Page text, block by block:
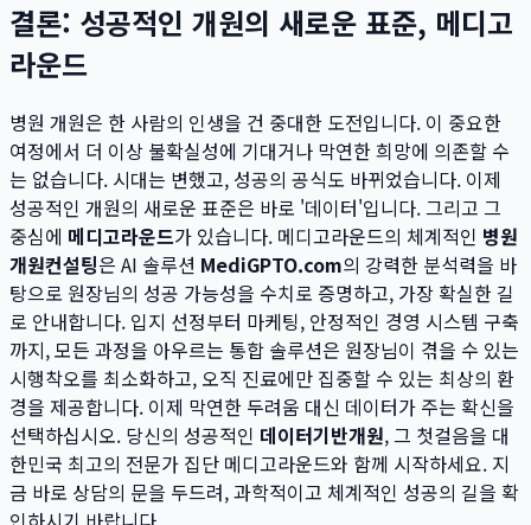
결론: 성공적인 개원의 새로운 표준, 메디고
라운드
병원 개원은 한 사람의 인생을 건 중대한 도전입니다. 이 중요한
여정에서 더 이상 불확실성에 기대거나 막연한 희망에 의존할 수
는 없습니다. 시대는 변했고, 성공의 공식도 바뀌었습니다. 이제
성공적인 개원의 새로운 표준은 바로 '데이터'입니다. 그리고 그
중심에 메디고라운드가 있습니다. 메디고라운드의 체계적인 병원
개원컨설팅은 AI 솔루션 MediGPTO.com의 강력한 분석력을 바
탕으로 원장님의 성공 가능성을 수치로 증명하고, 가장 확실한 길
로 안내합니다. 입지 선정부터 마케팅, 안정적인 경영 시스템 구축
까지, 모든 과정을 아우르는 통합 솔루션은 원장님이 겪을 수 있는
시행착오를 최소화하고, 오직 진료에만 집중할 수 있는 최상의 환
경을 제공합니다. 이제 막연한 두려움 대신 데이터가 주는 확신을
선택하십시오. 당신의 성공적인 데이터기반개원, 그 첫걸음을 대
한민국 최고의 전문가 집단 메디고라운드와 함께 시작하세요. 지
금 바로 상담의 문을 두드려, 과학적이고 체계적인 성공의 길을 확